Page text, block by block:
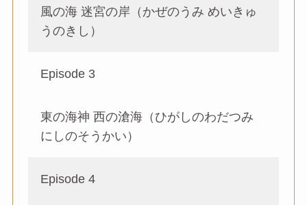
風の海 迷宮の岸（かぜのうみ めいきゅ
うのきし）
Episode 3
東の海神 ⻄の滄海（ひがしのわだつみ
にしのそうかい）
Episode 4